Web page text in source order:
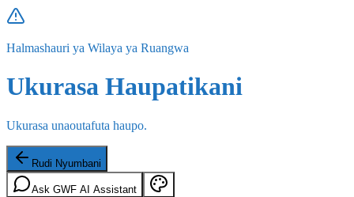
Halmashauri ya Wilaya ya Ruangwa
Ukurasa Haupatikani
Ukurasa unaoutafuta haupo.
Rudi Nyumbani
Ask GWF AI Assistant